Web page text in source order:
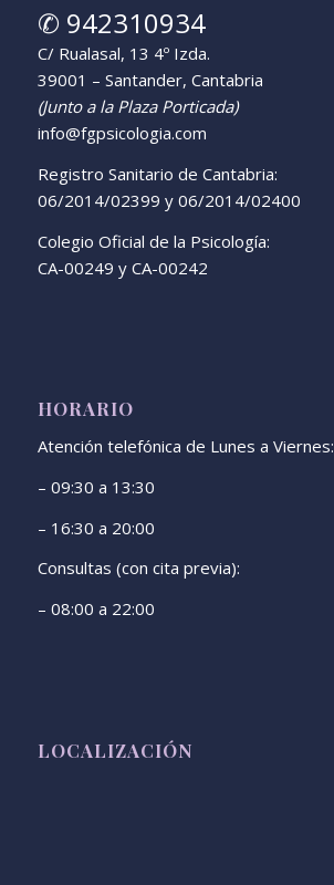
✆ 942310934
C/ Rualasal, 13 4º Izda.
39001 – Santander, Cantabria
(Junto a la Plaza Porticada)
info@fgpsicologia.com
Registro Sanitario de Cantabria:
06/2014/02399 y 06/2014/02400
Colegio Oficial de la Psicología:
CA-00249 y CA-00242
HORARIO
Atención telefónica de Lunes a Viernes:
– 09:30 a 13:30
– 16:30 a 20:00
Consultas (con cita previa):
– 08:00 a 22:00
LOCALIZACIÓN